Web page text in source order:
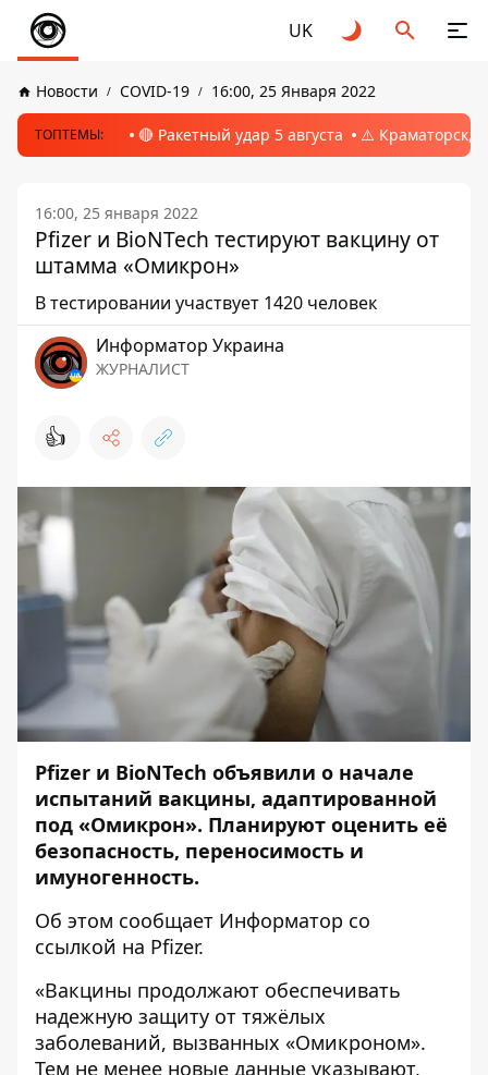
UK
Новости COVID-19 16:00, 25 Января 2022
ТОПТЕМЫ: 🔴 Ракетный удар 5 августа ⚠️ Краматорск,
16:00, 25 января 2022
Pfizer и BioNTech тестируют вакцину от
штамма «Омикрон»
В тестировании участвует 1420 человек
Информатор Украина
ЖУРНАЛИСТ
👍
Pfizer и BioNTech объявили о начале
испытаний вакцины, адаптированной
под «Омикрон». Планируют оценить её
безопасность, переносимость и
имуногенность.
Об этом сообщает Информатор со
ссылкой на Pfizer.
«Вакцины продолжают обеспечивать
надежную защиту от тяжёлых
заболеваний, вызванных «Омикроном».
Тем не менее новые данные указывают,